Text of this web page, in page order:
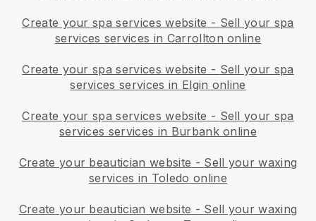
Create your spa services website - Sell your spa
services services in Carrollton online
Create your spa services website - Sell your spa
services services in Elgin online
Create your spa services website - Sell your spa
services services in Burbank online
Create your beautician website - Sell your waxing
services in Toledo online
Create your beautician website - Sell your waxing